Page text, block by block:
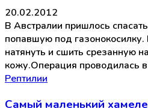
20.02.2012
В Австралии пришлось
попавшую под
натянуть и сшить срезанную
кожу.Операция проводилась
Рептилии
Самый маленький